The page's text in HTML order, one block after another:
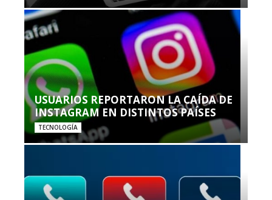
USUARIOS REPORTARON LA CAÍDA DE
INSTAGRAM EN DISTINTOS PAÍSES
TECNOLOGÍA